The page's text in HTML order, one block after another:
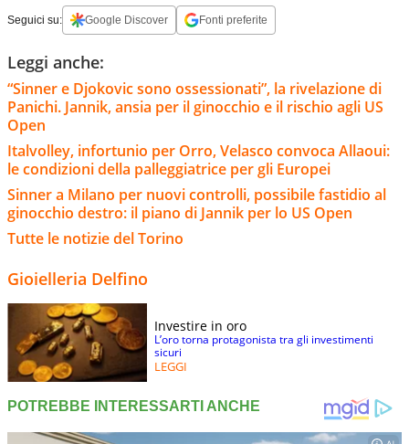
Seguici su: Google Discover Fonti preferite
Leggi anche:
“Sinner e Djokovic sono ossessionati”, la rivelazione di
Panichi. Jannik, ansia per il ginocchio e il rischio agli US
Open
Italvolley, infortunio per Orro, Velasco convoca Allaoui:
le condizioni della palleggiatrice per gli Europei
Sinner a Milano per nuovi controlli, possibile fastidio al
ginocchio destro: il piano di Jannik per lo US Open
Tutte le notizie del Torino
Gioielleria Delfino
Investire in oro
L’oro torna protagonista tra gli investimenti
sicuri
LEGGI